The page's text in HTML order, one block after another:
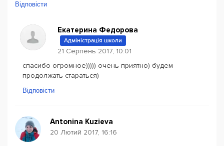
Відповісти
Екатерина Федорова
Адміністрація школи
21 Серпень 2017, 10:01
спасибо огромное))))) очень приятно) будем
продолжать стараться)
Відповісти
Antonina Kuzieva
20 Лютий 2017, 16:16